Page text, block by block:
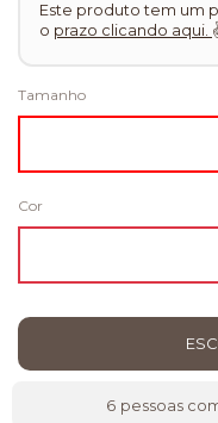
Este produto tem um
o prazo clicando aqui.
Tamanho
Cor
6 pessoas